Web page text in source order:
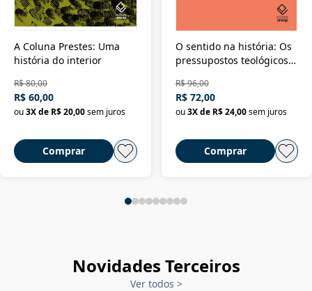
A Coluna Prestes: Uma
história do interior
R$ 80,00
R$ 60,00
ou3X de R$ 20,00sem juros
Comprar
O sentido na história: Os
pressupostos teológicos
R$ 96,00
R$ 72,00
ou 3X de R$ 24,00 sem juros
Comprar
Novidades Terceiros
Ver todos >